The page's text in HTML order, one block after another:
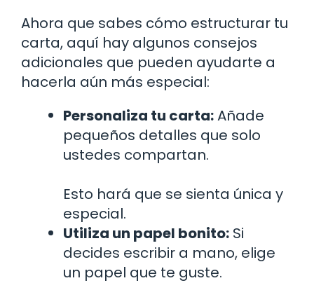
Ahora que sabes cómo estructurar tu
carta, aquí hay algunos consejos
adicionales que pueden ayudarte a
hacerla aún más especial:
Personaliza tu carta:Añade
pequeños detalles que solo
ustedes compartan.
Esto hará que se sienta única y
especial.
Utiliza un papel bonito: Si
decides escribir a mano, elige
un papel que te guste.